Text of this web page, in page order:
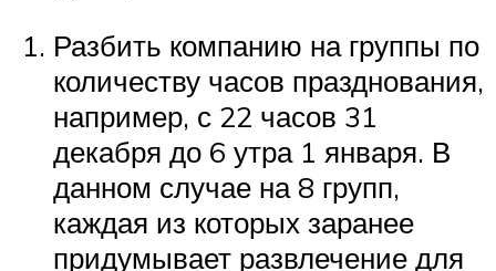
Разбить компанию на группы по
количеству часов празднования,
например, с 22 часов 31
декабря до 6 утра 1 января. В
данном случае на 8 групп,
каждая из которых заранее
придумывает развлечение для